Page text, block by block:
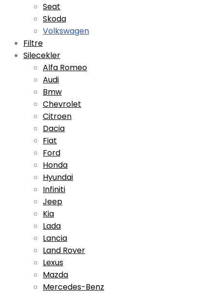
Seat
Skoda
Volkswagen
Filtre
Silecekler
Alfa Romeo
Audi
Bmw
Chevrolet
Citroen
Dacia
Fiat
Ford
Honda
Hyundai
Infiniti
Jeep
Kia
Lada
Lancia
Land Rover
Lexus
Mazda
Mercedes-Benz